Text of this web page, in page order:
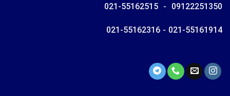
09122251350 - 021-55162515
021-55161914 - 021-55162316